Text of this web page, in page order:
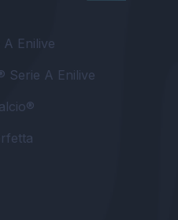
Enilive
Serie A Enilive